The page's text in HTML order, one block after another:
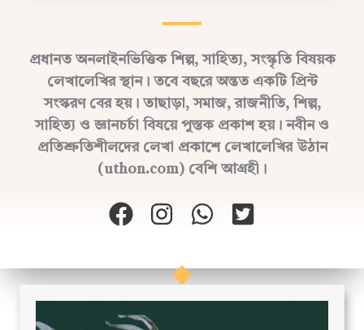
প্রধানত অনলাইনভিত্তিক শিল্প, সাহিত্য, সংস্কৃতি বিষয়ক
লেখালেখির স্থান। তবে বছরে অন্তত একটি প্রিন্ট
সংস্করণ বের হয়। তাছাড়া, সমাজ, রাজনীতি, শিল্প,
সাহিত্য ও জ্ঞানচর্চা বিষয়ে পুস্তক প্রকাশ হয়। নবীন ও
প্রতিশ্রুতিশীলদের লেখা প্রকাশে লেখালেখির উঠান
(uthon.com) বেশি আগ্রহী।